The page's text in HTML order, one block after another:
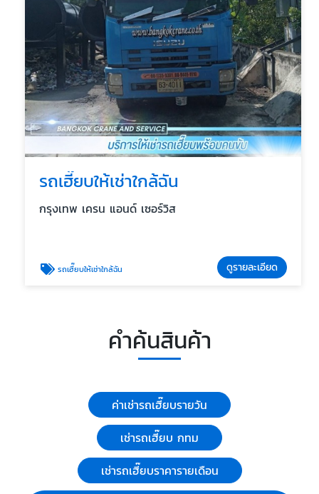
รถเฮี๊ยบให้เช่าใกล้ฉัน
กรุงเทพ เครน แอนด์ เซอร์วิส
รถเฮี๊ยบให้เช่าใกล้ฉัน ดูรายละเอียด
คำค้นสินค้า
ค่าเช่ารถเฮี๊ยบรายวัน
เช่ารถเฮี๊ยบ กทม
เช่ารถเฮี๊ยบราคารายเดือน